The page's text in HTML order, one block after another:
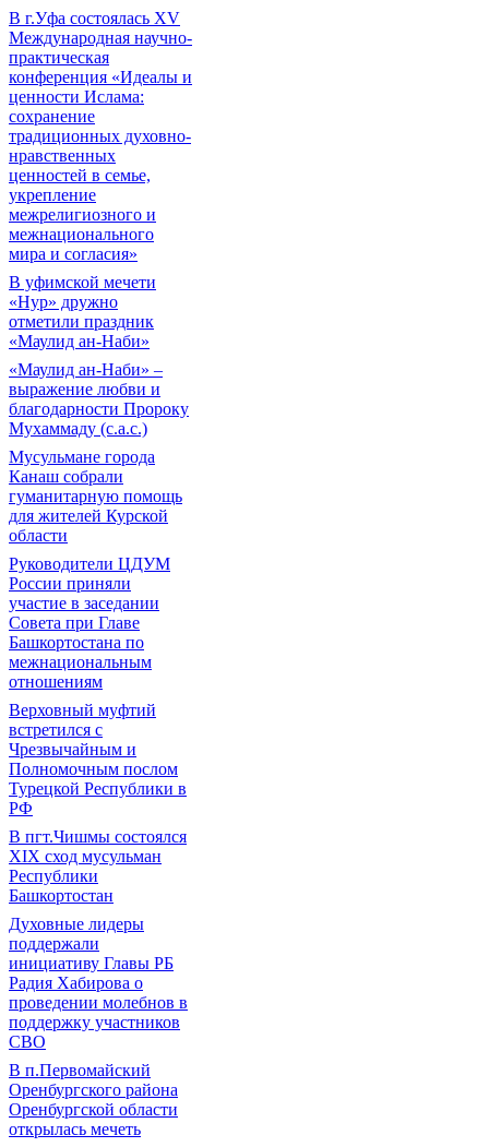
В г.Уфа состоялась XV
Международная научно-
практическая
конференция «Идеалы и
ценности Ислама:
сохранение
традиционных духовно-
нравственных
ценностей в семье,
укрепление
межрелигиозного и
межнационального
мира и согласия»
В уфимской мечети
«Нур» дружно
отметили праздник
«Маулид ан-Наби»
«Маулид ан-Наби» –
выражение любви и
благодарности Пророку
Мухаммаду (с.а.с.)
Мусульмане города
Канаш собрали
гуманитарную помощь
для жителей Курской
области
Руководители ЦДУМ
России приняли
участие в заседании
Совета при Главе
Башкортостана по
межнациональным
отношениям
Верховный муфтий
встретился с
Чрезвычайным и
Полномочным послом
Турецкой Республики в
РФ
В пгт.Чишмы состоялся
XIX сход мусульман
Республики
Башкортостан
Духовные лидеры
поддержали
инициативу Главы РБ
Радия Хабирова о
проведении молебнов в
поддержку участников
СВО
В п.Первомайский
Оренбургского района
Оренбургской области
открылась мечеть